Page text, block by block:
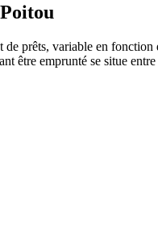
prêts, variable en
être emprunté se situe